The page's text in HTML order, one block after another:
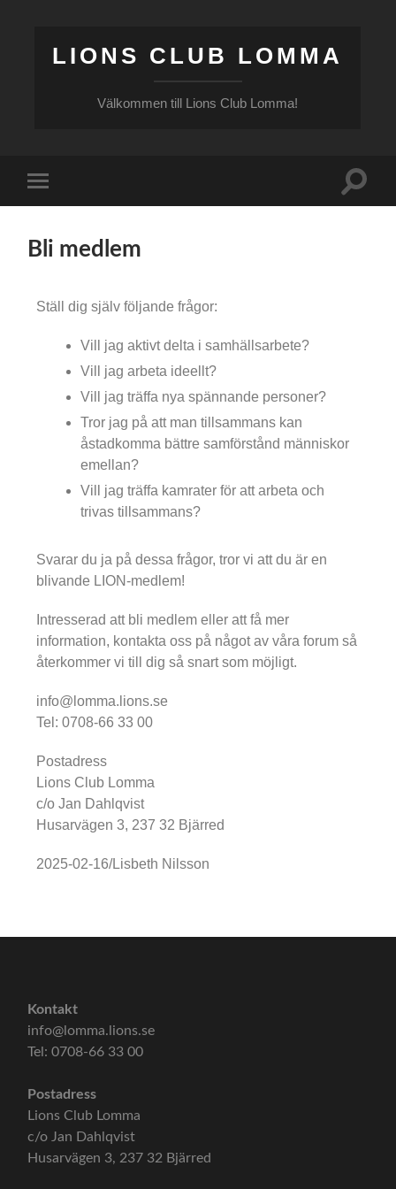
LIONS CLUB LOMMA
Välkommen till Lions Club Lomma!
Bli medlem
Ställ dig själv följande frågor:
Vill jag aktivt delta i samhällsarbete?
Vill jag arbeta ideellt?
Vill jag träffa nya spännande personer?
Tror jag på att man tillsammans kan
åstadkomma bättre samförstånd människor
emellan?
Vill jag träffa kamrater för att arbeta och
trivas tillsammans?
Svarar du ja på dessa frågor, tror vi att du är en
blivande LION-medlem!
Intresserad att bli medlem eller att få mer
information, kontakta oss på något av våra forum så
återkommer vi till dig så snart som möjligt.
info@lomma.lions.se
Tel: 0708-66 33 00
Postadress
Lions Club Lomma
c/o Jan Dahlqvist
Husarvägen 3, 237 32 Bjärred
2025-02-16/Lisbeth Nilsson
Kontakt
info@lomma.lions.se
Tel: 0708-66 33 00
Postadress
Lions Club Lomma
c/o Jan Dahlqvist
Husarvägen 3, 237 32 Bjärred